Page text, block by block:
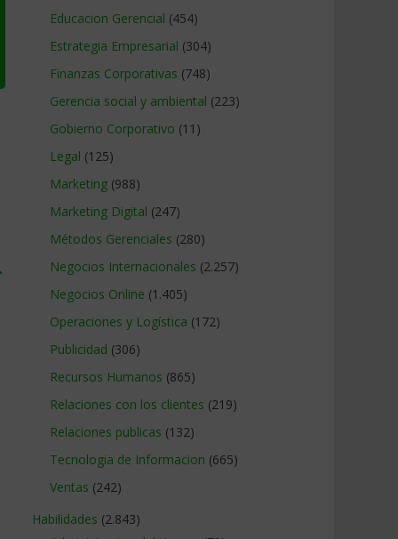
Educacion Gerencial (454)
Estrategia Empresarial (304)
Finanzas Corporativas (748)
Gerencia social y ambiental (223)
Gobierno Corporativo (11)
Legal (125)
Marketing (988)
Marketing Digital (247)
Métodos Gerenciales (280)
Negocios Internacionales (2.257)
Negocios Online (1.405)
Operaciones y Logística (172)
Publicidad (306)
Recursos Humanos (865)
Relaciones con los clientes (219)
Relaciones publicas (132)
Tecnologia de Informacion (665)
Ventas (242)
Habilidades (2.843)